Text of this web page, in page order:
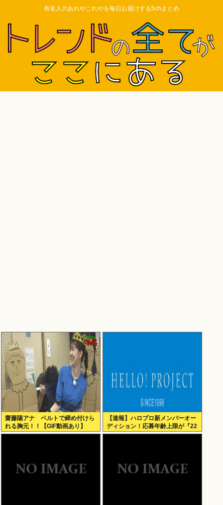
有名人のあれやこれやを毎日お届けする5chまとめ
齋藤陽アナ ベルトで締め付けら
れる胸元！！【GIF動画あり】
【速報】ハロプロ新メンバーオー
ディション！応募年齢上限が『22
歳』に引き上げられる